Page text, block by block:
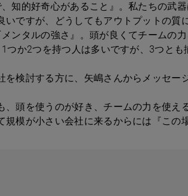
、知的好奇心があること』。私たちの
いですが、どうしてもアウトプットの
ンタルの強さ』。頭が良くてチームの
つか2つを持つ人は多いですが、3つとも
検討する方に、矢嶋さんからメッセー
、頭を使うのが好き、チームの力を使
規模が‎小さい会社に来るからには『こ